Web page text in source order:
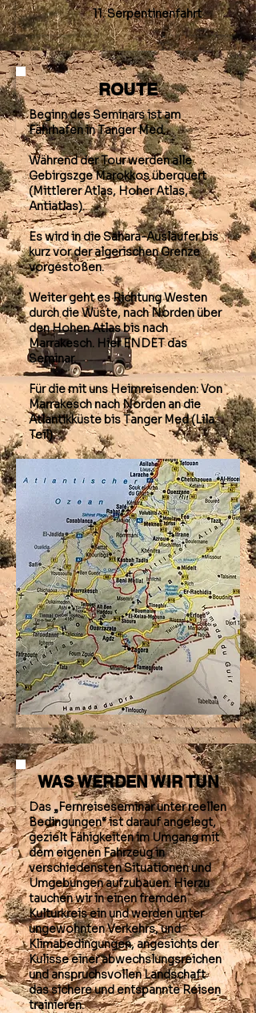
11. Serpentinenfahrt
ROUTE
Beginn des Seminars ist am
Fährhafen in Tanger Med.
Während der Tour werden alle
Gebirgszge Marokkos überquert
(Mittlerer Atlas, Hoher Atlas,
Antiatlas).
Es wird in die Sahara-Ausläufer bis
kurz vor der algerischen Grenze
vorgestoßen.
Weiter geht es Richtung Westen
durch die Wüste, nach Norden über
den Hohen Atlas bis nach
Marrakesch. Hier ENDET das
Seminar.
Für die mit uns Heimreisenden: Von
Marrakesch nach Norden an die
Atlantikküste bis Tanger Med (Lila
Teil).
WAS WERDEN WIR TUN
Das „Fernreiseseminar unter reellen
Bedingungen“ ist darauf angelegt,
gezielt Fähigkeiten im Umgang mit
dem eigenen Fahrzeug in
verschiedensten Situationen und
Umgebungen aufzubauen. Hierzu
tauchen wir in einen fremden
Kulturkreis ein und werden unter
ungewohnten Verkehrs, und
Klimabedingungen, angesichts der
Kulisse einer abwechslungsreichen
und anspruchsvollen Landschaft
das sichere und entspannte Reisen
trainieren.